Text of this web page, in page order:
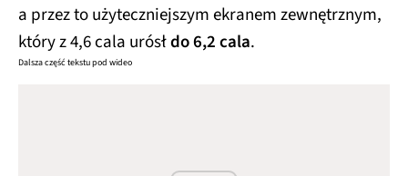
a przez to użyteczniejszym ekranem zewnętrznym,
który z 4,6 cala urósłdo 6,2 cala.
Dalsza część tekstu pod wideo